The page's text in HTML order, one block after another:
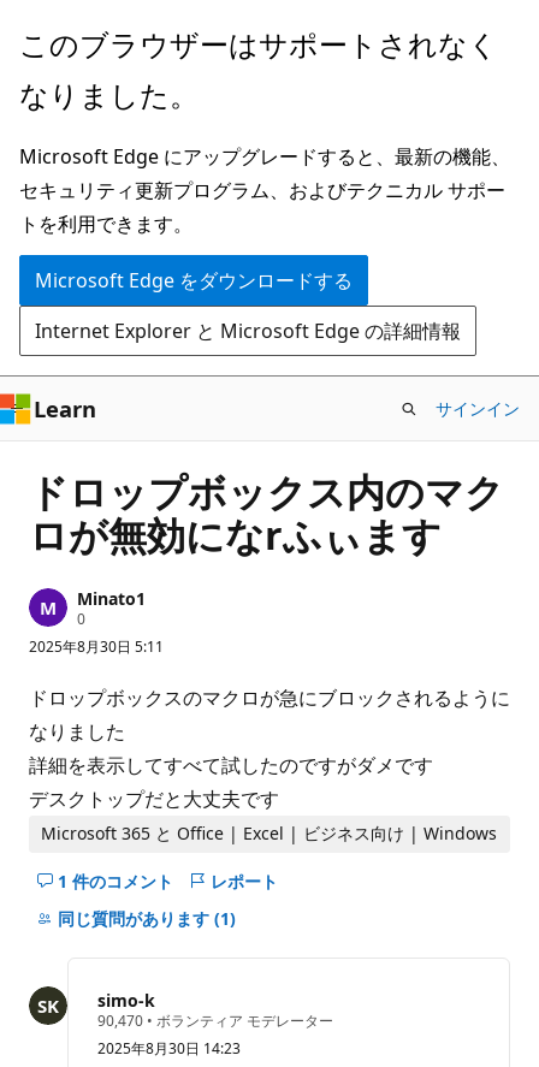
メ
ン
ン
テ
ン
ツ
に
ス
キ
ッ
プ
このブラウザーはサポートされなく
なりました。
Microsoft Edge にアップグレードすると、最新の機能、
セキュリティ更新プログラム、およびテクニカル サポー
トを利用できます。
Microsoft Edge をダウンロードする
Internet Explorer と Microsoft Edge の詳細情報
Learn サインイン
ドロップボックス内のマク
ロが無効になrふぃます
Minato1
0評
価
の
イ
ン
ト
2025年8月30日 5:11
ドロップボックスのマクロが急にブロックされるように
なりました
詳細を表示してすべて試したのですがダメです
デスクトップだと大丈夫です
Microsoft 365 と Office | Excel | ビジネス向け | Windows
1 件のコメント
こ
の
コ
メ
ン
レポート
同じ質問があります (1)
simo-k
90,470 評
価
の
• ボランティア モデレーター
2025年8月30日 14:23